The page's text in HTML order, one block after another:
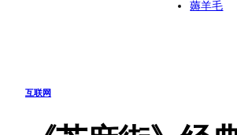
薅羊毛
互联网